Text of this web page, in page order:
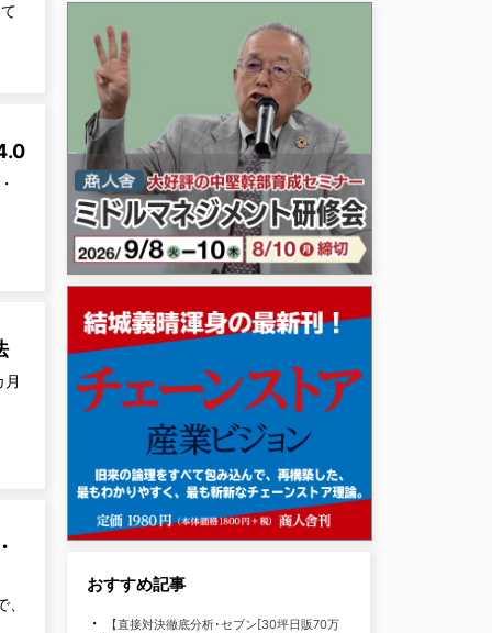
おすすめ記事
・ 【直接対決徹底分析･セブン[30坪日販70万